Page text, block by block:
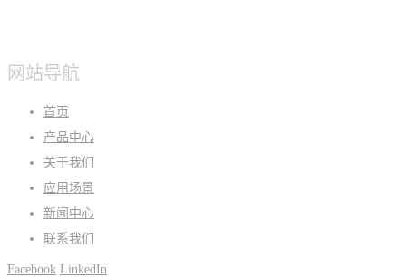
网站导航
首页
产品中心
关于我们
应用场景
新闻中心
联系我们
Facebook LinkedIn